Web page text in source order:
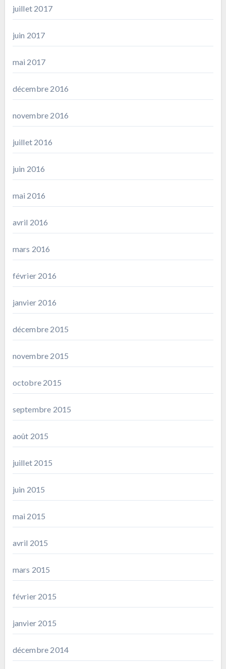
juillet 2017
juin 2017
mai 2017
décembre 2016
novembre 2016
juillet 2016
juin 2016
mai 2016
avril 2016
mars 2016
février 2016
janvier 2016
décembre 2015
novembre 2015
octobre 2015
septembre 2015
août 2015
juillet 2015
juin 2015
mai 2015
avril 2015
mars 2015
février 2015
janvier 2015
décembre 2014